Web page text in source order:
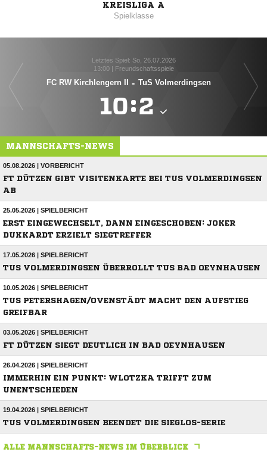
KREISLIGA A
Spielklasse
Letztes Spiel: So, 26.07.2026
13:00 | Freundschaftsspiele
FC RW Kirchlengern II - TuS Volmerdingsen
:
MANNSCHAFTS-NEWS
05.08.2026 | VORBERICHT
FT DÜTZEN GIBT VISITENKARTE BEI TUS VOLMERDINGSEN
AB
25.05.2026 | SPIELBERICHT
ERST EINGEWECHSELT, DANN EINGESCHOBEN: JOKER
DUKKARDT ERZIELT SIEGTREFFER
17.05.2026 | SPIELBERICHT
TUS VOLMERDINGSEN ÜBERROLLT TUS BAD OEYNHAUSEN
10.05.2026 | SPIELBERICHT
TUS PETERSHAGEN/OVENSTÄDT MACHT DEN AUFSTIEG
GREIFBAR
03.05.2026 | SPIELBERICHT
FT DÜTZEN SIEGT DEUTLICH IN BAD OEYNHAUSEN
26.04.2026 | SPIELBERICHT
IMMERHIN EIN PUNKT: WLOTZKA TRIFFT ZUM
UNENTSCHIEDEN
19.04.2026 | SPIELBERICHT
TUS VOLMERDINGSEN BEENDET DIE SIEGLOS-SERIE
ALLE MANNSCHAFTS-NEWS IM ÜBERBLICK